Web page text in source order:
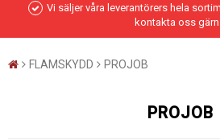
Vi säljer våra leverantörers hela
kontakta oss
FLAMSKYDD PROJOB
PROJOB